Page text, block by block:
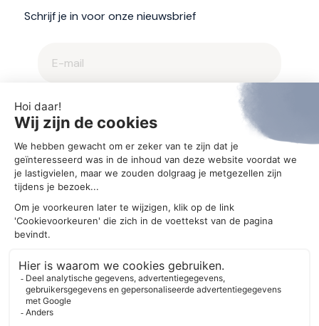
Schrijf je in voor onze nieuwsbrief
2025 © Aegis
Privacybeleid en cookieverklaring
Cookie-instellingen
OntwerpMM creative agency